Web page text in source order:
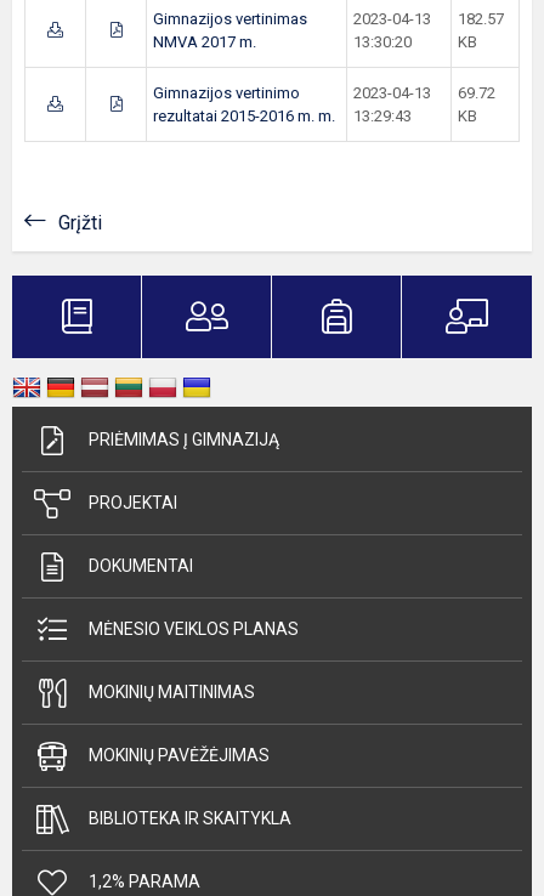
Gimnazijos vertinimas
NMVA 2017 m.
2023-04-13
13:30:20
182.57
KB
Gimnazijos vertinimo
rezultatai 2015-2016 m. m.
2023-04-13
13:29:43
69.72
KB
Grįžti
PRIĖMIMAS Į GIMNAZIJĄ
PROJEKTAI
DOKUMENTAI
MĖNESIO VEIKLOS PLANAS
MOKINIŲ MAITINIMAS
MOKINIŲ PAVĖŽĖJIMAS
BIBLIOTEKA IR SKAITYKLA
1,2% PARAMA